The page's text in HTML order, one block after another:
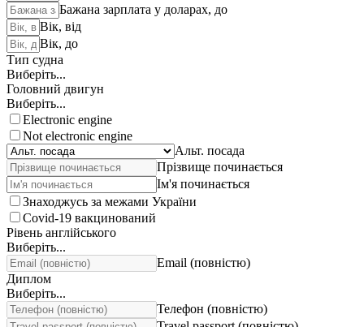
Бажана зарплата у доларах, до
Вік, від
Вік, до
Тип судна
Виберіть...
Головний двигун
Виберіть...
Electronic engine
Not electronic engine
Альт. посада
Прізвище починається
Ім'я починається
Знаходжусь за межами України
Covid-19 вакцинований
Рівень англійського
Виберіть...
Email (повністю)
Диплом
Виберіть...
Телефон (повністю)